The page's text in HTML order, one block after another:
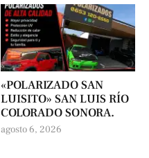
«POLARIZADO SAN
LUISITO» SAN LUIS RÍO
COLORADO SONORA.
agosto 6, 2026